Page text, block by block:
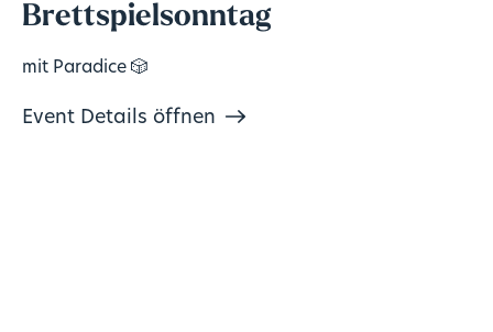
Brettspielsonntag
mit Paradice 🎲
Event Details öffnen